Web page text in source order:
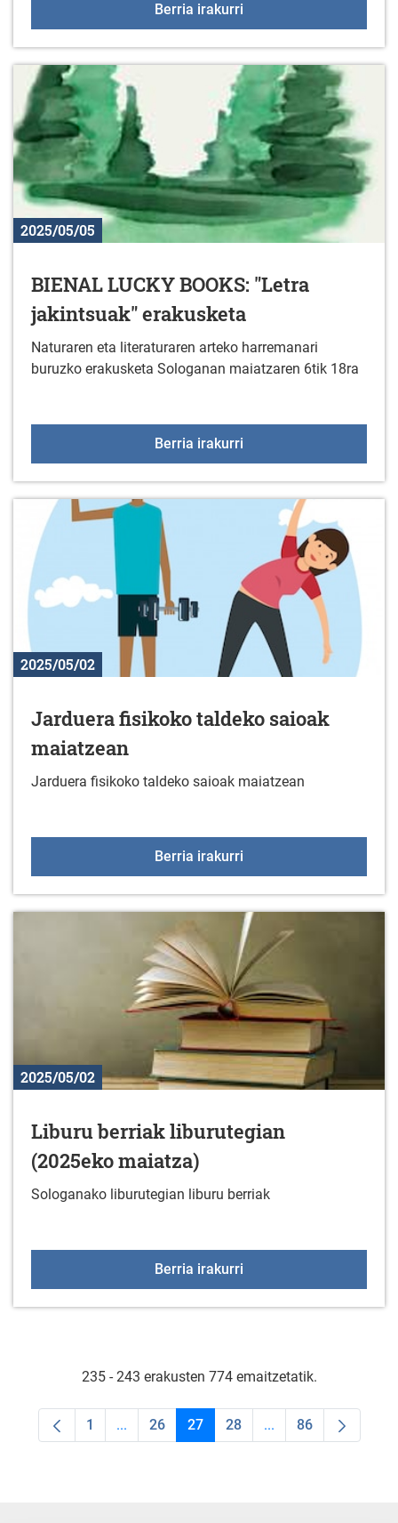
Berria irakurri
2025/05/05
BIENAL LUCKY BOOKS: "Letra
jakintsuak" erakusketa
Naturaren eta literaturaren arteko harremanari
buruzko erakusketa Sologanan maiatzaren 6tik 18ra
Berria irakurri
2025/05/02
Jarduera fisikoko taldeko saioak
maiatzean
Jarduera fisikoko taldeko saioak maiatzean
Berria irakurri
2025/05/02
Liburu berriak liburutegian
(2025eko maiatza)
Sologanako liburutegian liburu berriak
Berria irakurri
235 - 243 erakusten 774 emaitzetatik.
Orrialdea
1 ...Intermediate Pages Use TAB to navigate.
Orrialdea
26 Orrialdea
27 Orrialdea
28 ...Intermediate Pages
Orrialdea
86